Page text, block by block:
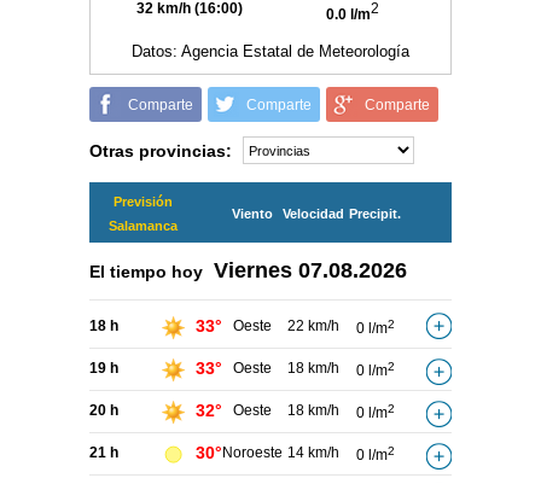
32 km/h (16:00) 0.0 l/m2
Datos: Agencia Estatal de Meteorología
Comparte Comparte Comparte
Otras provincias:
Previsión
Salamanca
Viento Velocidad Precipit.
El tiempo hoy Viernes 07.08.2026
18 h 33° Oeste 22 km/h 0 l/m2
19 h 33° Oeste 18 km/h 0 l/m2
20 h 32° Oeste 18 km/h 0 l/m2
21 h 30° Noroeste 14 km/h 0 l/m2